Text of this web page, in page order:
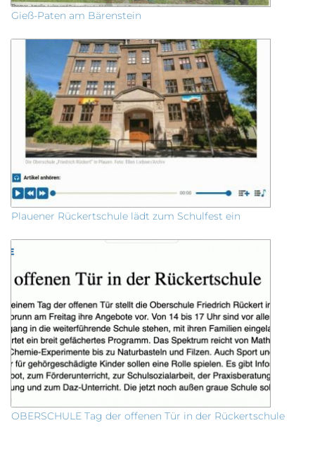
Gieß-Paten am Bärenstein
Plauener Rückertschule lädt zum Schulfest ein
OBERSCHULE Tag der offenen Tür in der Rückertschule